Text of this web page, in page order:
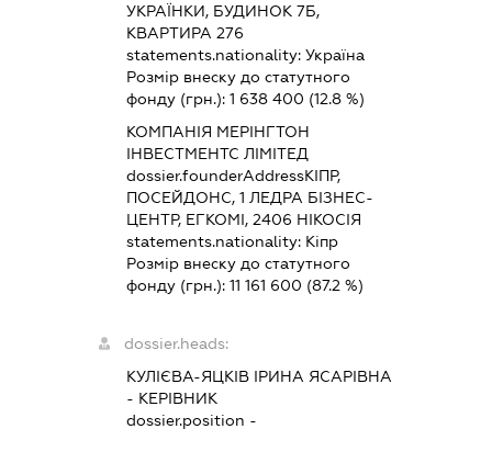
УКРАЇНКИ, БУДИНОК 7Б,
КВАРТИРА 276
statements.nationality: Україна
Розмір внеску до статутного
фонду (грн.): 1 638 400 (12.8 %)
КОМПАНІЯ МЕРІНГТОН
ІНВЕСТМЕНТС ЛІМІТЕД
dossier.founderAddressКІПР,
ПОСЕЙДОНС, 1 ЛЕДРА БІЗНЕС-
ЦЕНТР, ЕГКОМІ, 2406 НІКОСІЯ
statements.nationality: Кіпр
Розмір внеску до статутного
фонду (грн.): 11 161 600 (87.2 %)
dossier.heads:
КУЛІЄВА-ЯЦКІВ ІРИНА ЯСАРІВНА
- КЕРІВНИК
dossier.position -